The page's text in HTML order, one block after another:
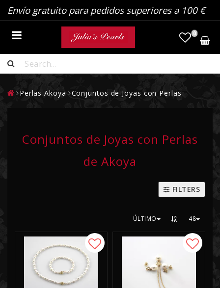
Envío gratuito para pedidos superiores a 100 €
0
COLLARES DE PERLAS
PENDIENTES CON PERLAS
PERLAS DEL MAR DEL SUR
PERLAS DE TAHITI
Perlas Akoya Conjuntos de Joyas con Perlas
Conjuntos de Joyas con Perlas
de Akoya
FILTERS
ÚLTIMO 48
Add to list of favorites